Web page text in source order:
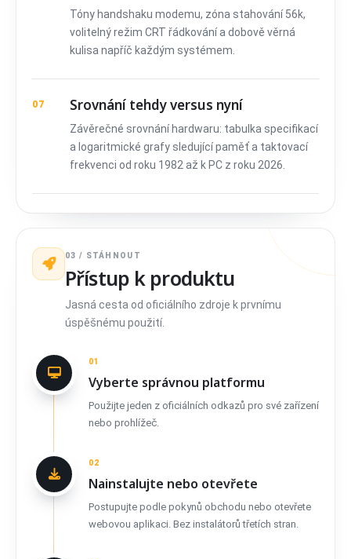
Tóny handshaku modemu, zóna stahování 56k,
volitelný režim CRT řádkování a dobově věrná
kulisa napříč každým systémem.
07 Srovnání tehdy versus nyní
Závěrečné srovnání hardwaru: tabulka specifikací
a logaritmické grafy sledující paměť a taktovací
frekvenci od roku 1982 až k PC z roku 2026.
03 / STÁHNOUT
Přístup k produktu
Jasná cesta od oficiálního zdroje k prvnímu
úspěšnému použití.
01
Vyberte správnou platformu
Použijte jeden z oficiálních odkazů pro své zařízení
nebo prohlížeč.
02
Nainstalujte nebo otevřete
Postupujte podle pokynů obchodu nebo otevřete
webovou aplikaci. Bez instalátorů třetích stran.